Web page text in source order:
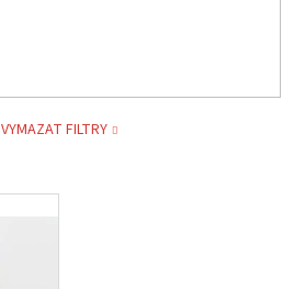
VYMAZAT FILTRY